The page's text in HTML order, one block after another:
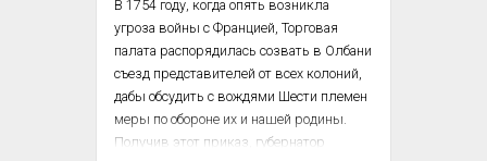
В 1754 году, когда опять возникла
угроза войны с Францией, Торговая
палата распорядилась созвать в Олбани
съезд представителей от всех колоний,
дабы обсудить с вождями Шести племен
меры по обороне их и нашей родины.
Получив этот приказ, губернатор